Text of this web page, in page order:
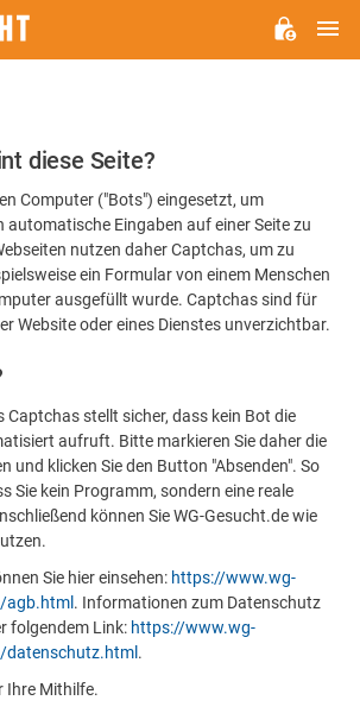
diese Seite?
Computer ("Bots") eingesetzt, um
automatische Eingaben auf einer Seite zu
nutzen daher Captchas, um zu
ein Formular von einem Menschen
ausgefüllt wurde. Captchas sind für
Website oder eines Dienstes unverzichtbar.
Captchas stellt sicher, dass kein Bot die
aufruft. Bitte markieren Sie daher die
und klicken Sie den Button "Absenden". So
Sie kein Programm, sondern eine reale
können Sie WG-Gesucht.de wie
Sie hier einsehen: https://www.wg-
agb.html . Informationen zum Datenschutz
folgendem Link: https://www.wg-
.
Ihre Mithilfe.